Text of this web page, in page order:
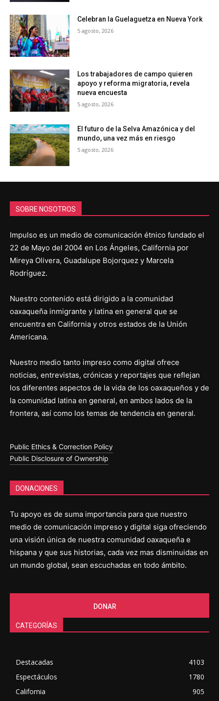
Celebran la Guelaguetza en Nueva York
5 agosto, 2026
Los trabajadores de campo quieren
apoyo y reforma migratoria, revela
nueva encuesta
5 agosto, 2026
El futuro de la Selva Amazónica y del
mundo, una vez más en riesgo
5 agosto, 2026
SOBRE NOSOTROS
Impulso es un medio de comunicación étnico fundado el
22 de Mayo del 2004 en Los Ángeles, California por
Mireya Olivera, Guadalupe Bojorquez y Marcela
Rodríguez.
Nuestro contenido está dirigido a la comunidad
oaxaqueña inmigrante y latina en general que se
encuentra en California y otros estados de la Unión
Americana.
Nuestro medio tanto impreso como digital ofrece
noticias, entrevistas, crónicas y reportajes que reflejan
los diferentes aspectos de la vida de los oaxaqueños y de
la comunidad latina en general, en ambos lados de la
frontera, así como los temas de tendencia en general.
Public Ethics & Correction Policy
Public Disclosure of Ownership
DONACIONES
Tu apoyo es de suma importancia para que nuestro
medio de comunicación impreso y digital siga ofreciendo
una visión única de nuestra comunidad oaxaqueña e
hispana y que sus historias, cada vez mas disminuidas en
un mundo global, sean escuchadas en todo ámbito.
DONAR
CATEGORÍAS
Destacadas
4103
Espectáculos
1780
California
905